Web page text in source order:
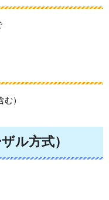
）
ル方式）